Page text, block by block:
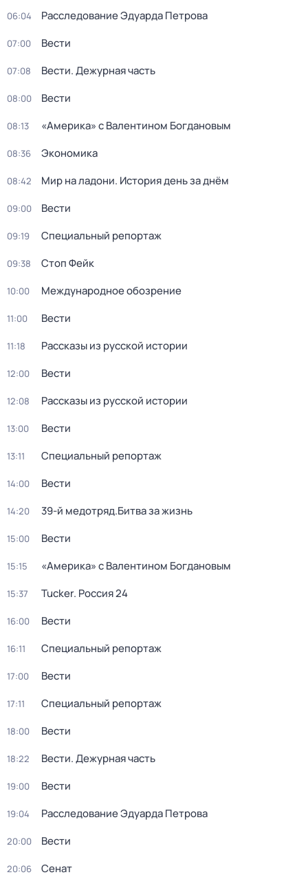
06:04 Расследование Эдуарда Петрова
07:00 Вести
07:08 Вести. Дежурная часть
08:00 Вести
08:13 «Америка» с Валентином Богдановым
08:36 Экономика
08:42 Мир на ладони. История день за днём
09:00 Вести
09:19 Специальный репортаж
09:38 Стоп Фейк
10:00 Международное обозрение
11:00 Вести
11:18 Рассказы из русской истории
12:00 Вести
12:08 Рассказы из русской истории
13:00 Вести
13:11 Специальный репортаж
14:00 Вести
14:20 39-й медотряд.Битва за жизнь
15:00 Вести
15:15 «Америка» с Валентином Богдановым
15:37 Tucker. Россия 24
16:00 Вести
16:11 Специальный репортаж
17:00 Вести
17:11 Специальный репортаж
18:00 Вести
18:22 Вести. Дежурная часть
19:00 Вести
19:04 Расследование Эдуарда Петрова
20:00 Вести
20:06 Сенат